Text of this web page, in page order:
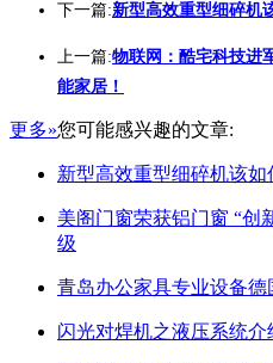
下一篇:新型高效重型细碎机
上一篇:物联网：酷宅科技进
能家居！
更多»您可能感兴趣的文章:
新型高效重型细碎机该
美阁门窗荣获铝门窗 “创
级
青岛办公家具专业设备德
闪光对焊机之液压系统